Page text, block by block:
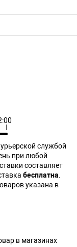
службой
при любой
составляет
бесплатна
указана в
в магазинах